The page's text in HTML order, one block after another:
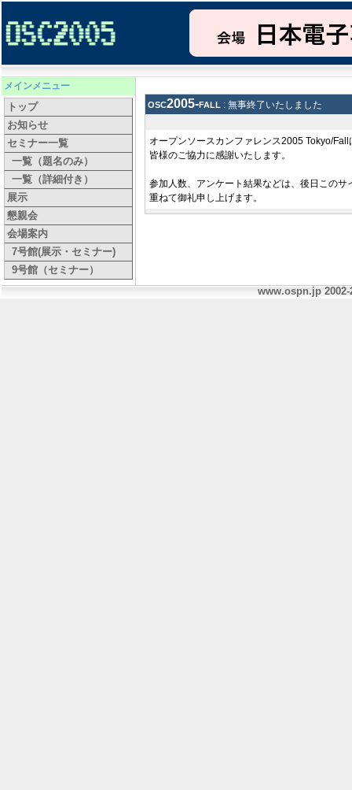
メインメニュー
トップ
お知らせ
セミナー一覧
一覧（題名のみ）
一覧（詳細付き）
展示
懇親会
会場案内
7号館(展示・セミナー)
9号館（セミナー）
osc2005-fall : 無事終了いたしました
オープンソースカンファレンス2005 Tokyo/
皆様のご協力に感謝いたします。
参加人数、アンケート結果などは、後日このサ
重ねて御礼申し上げます。
www.ospn.jp 2002-